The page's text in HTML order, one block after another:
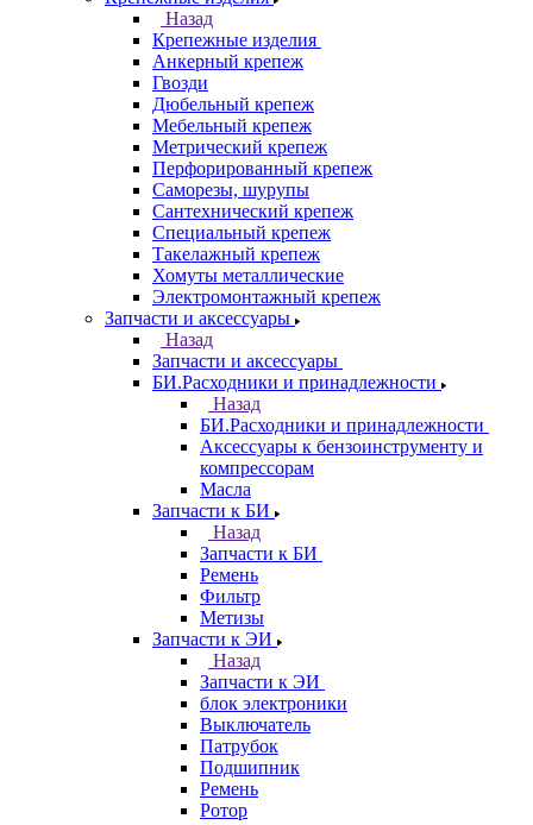
Назад
Крепежные изделия
Анкерный крепеж
Гвозди
Дюбельный крепеж
Мебельный крепеж
Метрический крепеж
Перфорированный крепеж
Саморезы, шурупы
Сантехнический крепеж
Специальный крепеж
Такелажный крепеж
Хомуты металлические
Электромонтажный крепеж
Запчасти и аксессуары
Назад
Запчасти и аксессуары
БИ.Расходники и принадлежности
Назад
БИ.Расходники и принадлежности
Аксессуары к бензоинструменту и
компрессорам
Масла
Запчасти к БИ
Назад
Запчасти к БИ
Ремень
Фильтр
Метизы
Запчасти к ЭИ
Назад
Запчасти к ЭИ
блок электроники
Выключатель
Патрубок
Подшипник
Ремень
Ротор